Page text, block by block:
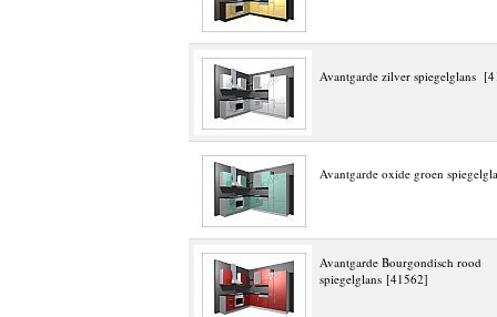
Avantgarde zilver spiegelglans
Avantgarde oxide groen
Avantgarde Bourgondisch rood
spiegelglans [41562]